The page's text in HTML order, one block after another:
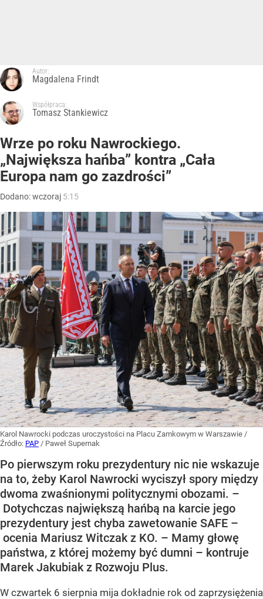
Autor:
Magdalena Frindt
Współpraca:
Tomasz Stankiewicz
Wrze po roku Nawrockiego.
„Największa hańba” kontra „Cała
Europa nam go zazdrości”
Dodano:wczoraj 5:15
Karol Nawrocki podczas uroczystości na Placu Zamkowym w Warszawie /
Źródło: PAP / Paweł Supernak
Po pierwszym roku prezydentury nic nie wskazuje
na to, żeby Karol Nawrocki wyciszył spory między
dwoma zwaśnionymi politycznymi obozami. –
Dotychczas największą hańbą na karcie jego
prezydentury jest chyba zawetowanie SAFE –
ocenia Mariusz Witczak z KO. – Mamy głowę
państwa, z której możemy być dumni – kontruje
Marek Jakubiak z Rozwoju Plus.
W czwartek 6 sierpnia mija dokładnie rok od zaprzysiężenia